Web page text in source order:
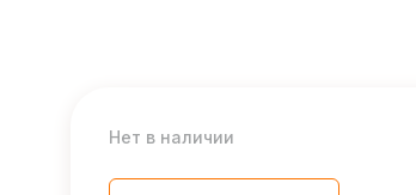
Нет в наличии